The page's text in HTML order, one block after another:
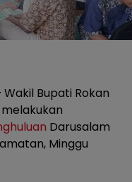
Wakil Bupati Rokan
melakukan
Darusalam
Minggu